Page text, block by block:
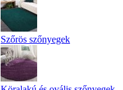
Szőrös szőnyegek